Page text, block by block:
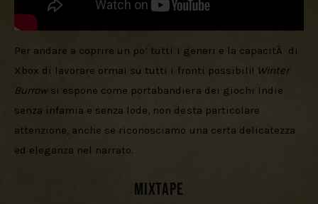
Per andare a coprire un po’ tutti i generi e la capacitÃ  di
Xbox di lavorare ormai su tutti i fronti possibili! Winter
Burrow si espone come portabandiera dei giochi Indie
senza infamia e senza lode, non desta particolare
attenzione, anche se riconosciamo una certa delicatezza
ed eleganza nel narrato.
Mixtape